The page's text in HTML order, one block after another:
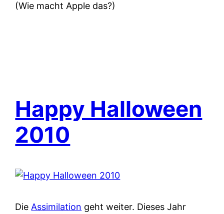
(Wie macht Apple das?)
Happy Halloween
2010
Die Assimilation geht weiter. Dieses Jahr